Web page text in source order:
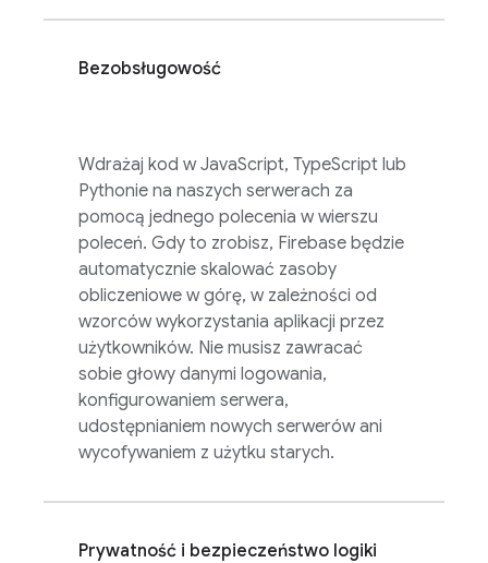
Bezobsługowość
Wdrażaj kod w JavaScript, TypeScript lub
Pythonie na naszych serwerach za
pomocą jednego polecenia w wierszu
poleceń. Gdy to zrobisz, Firebase będzie
automatycznie skalować zasoby
obliczeniowe w górę, w zależności od
wzorców wykorzystania aplikacji przez
użytkowników. Nie musisz zawracać
sobie głowy danymi logowania,
konfigurowaniem serwera,
udostępnianiem nowych serwerów ani
wycofywaniem z użytku starych.
Prywatność i bezpieczeństwo logiki